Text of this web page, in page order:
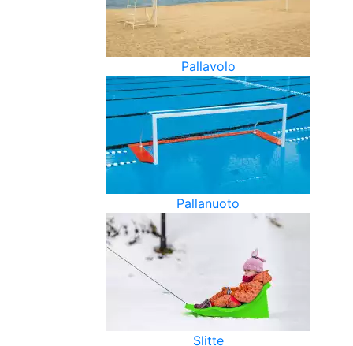
Pallavolo
Pallanuoto
Slitte